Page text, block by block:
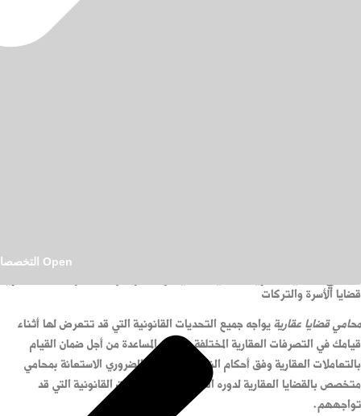
Open التخصصات القانونية
قضايا الأسرة والتركات
محامي قضايا عقارية لحماية الملكية والعقود وحل النزاعات العقارية
محامي قضايا عقاريةيواجه جميع التحديات القانونية التي قد تتعرض لها أثناء
قيامك في التصرفات العقارية المختلفة. ويقدم المساعدة من أجل ضمان القيام
بالتعاملات العقارية وفق أحكام النظام. لذلك من الضروري الاستعانة بمحامي
متخصص بالقضايا العقارية لدوره الكبير لمعالجة المشكلات القانونية التي قد
تواجههم.